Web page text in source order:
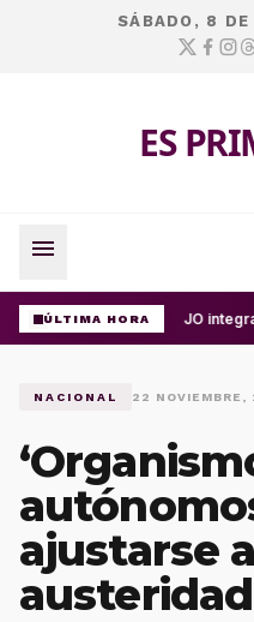
SÁBADO, 8
ES
menu
ÚLTIMA HORA UABJO
NACIONAL 22 NOVIEMBRE,
ajustarse